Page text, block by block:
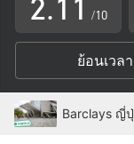
2
3
4
5
.1
2
3
4
1
2
3
4
/10
ย้อนเวลา